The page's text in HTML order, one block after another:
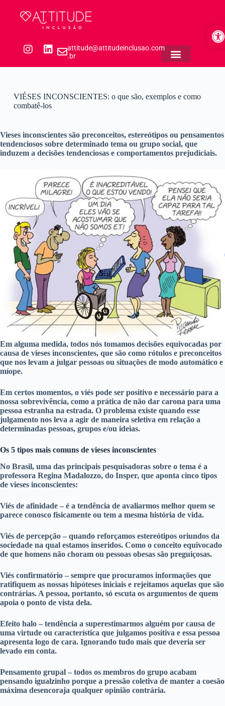
o
e
ú
d
attitude@attitudeinclusao.com
.br
VIÉSES INCONSCIENTES: o que são, exemplos e como
combatê-los
Vieses inconscientes são preconceitos, estereótipos ou pensamentos
tendenciosos sobre determinado tema ou grupo social, que
induzem a decisões tendenciosas e comportamentos prejudiciais.
Em alguma medida, todos nós tomamos decisões equivocadas por
causa de vieses inconscientes, que são como rótulos e preconceitos
que nos levam a julgar pessoas ou situações de modo automático e
míope.
Em certos momentos, o viés pode ser positivo e necessário para a
nossa sobrevivência, como a prática de não dar carona para uma
pessoa estranha na estrada. O problema existe quando esse
julgamento nos leva a agir de maneira seletiva em relação a
determinadas pessoas, grupos e/ou ideias.
Os 5 tipos mais comuns de vieses inconscientes
No Brasil, uma das principais pesquisadoras sobre o tema é a
professora Regina Madalozzo, do Insper, que aponta cinco tipos
de vieses inconscientes:
Viés de afinidade – é a tendência de avaliarmos melhor quem se
parece conosco fisicamente ou tem a mesma história de vida.
Viés de percepção – quando reforçamos estereótipos oriundos da
sociedade na qual estamos inseridos. Como o conceito equivocado
de que homens não choram ou pessoas obesas são preguiçosas.
Viés confirmatório – sempre que procuramos informações que
ratifiquem as nossas hipóteses iniciais e rejeitamos aquelas que são
contrárias. A pessoa, portanto, só escuta os argumentos de quem
apoia o ponto de vista dela.
Efeito halo – tendência a superestimarmos alguém por causa de
uma virtude ou característica que julgamos positiva e essa pessoa
apresenta logo de cara. Ignorando tudo mais que deveria ser
levado em conta.
Pensamento grupal – todos os membros do grupo acabam
pensando igualzinho porque a pressão coletiva de manter a coesão
máxima desencoraja qualquer opinião contrária.